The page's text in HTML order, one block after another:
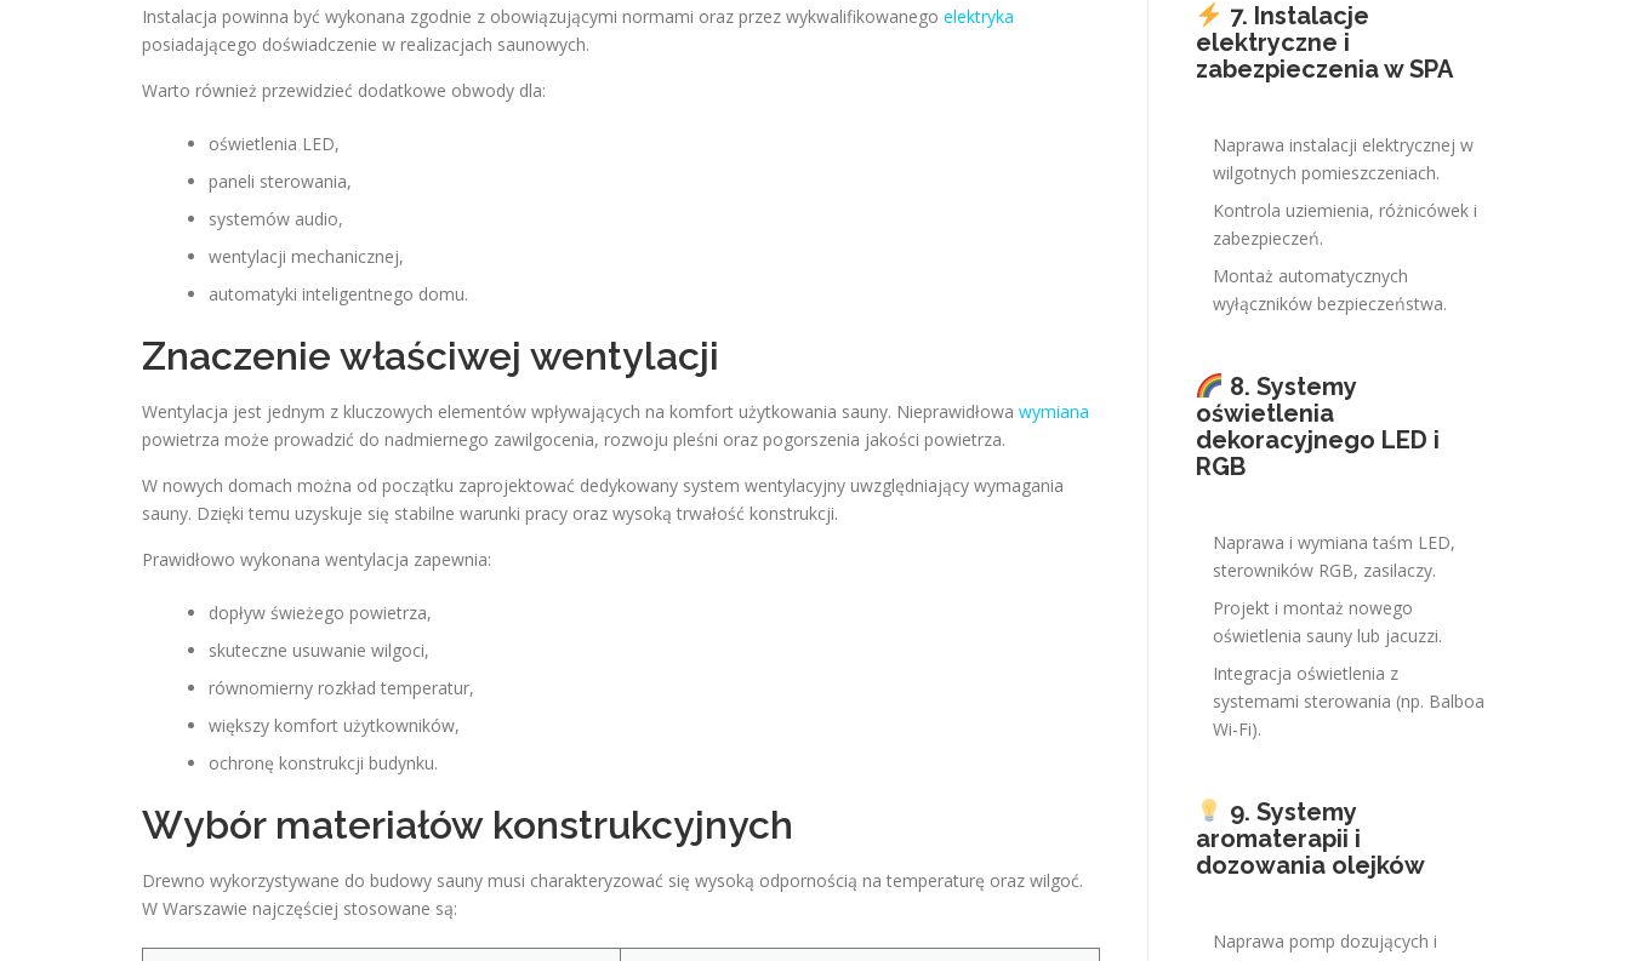
Instalacja powinna być wykonana zgodnie z obowiązującymi normami oraz przez wykwalifikowanego elektryka
posiadającego doświadczenie w realizacjach saunowych.
Warto również przewidzieć dodatkowe obwody dla:
oświetlenia LED,
paneli sterowania,
systemów audio,
wentylacji mechanicznej,
automatyki inteligentnego domu.
Znaczenie właściwej wentylacji
Wentylacja jest jednym z kluczowych elementów wpływających na komfort użytkowania sauny. Nieprawidłowa wymiana
powietrza może prowadzić do nadmiernego zawilgocenia, rozwoju pleśni oraz pogorszenia jakości powietrza.
W nowych domach można od początku zaprojektować dedykowany system wentylacyjny uwzględniający wymagania
sauny. Dzięki temu uzyskuje się stabilne warunki pracy oraz wysoką trwałość konstrukcji.
Prawidłowo wykonana wentylacja zapewnia:
dopływ świeżego powietrza,
skuteczne usuwanie wilgoci,
równomierny rozkład temperatur,
większy komfort użytkowników,
ochronę konstrukcji budynku.
Wybór materiałów konstrukcyjnych
Drewno wykorzystywane do budowy sauny musi charakteryzować się wysoką odpornością na temperaturę oraz wilgoć.
W Warszawie najczęściej stosowane są:
7. Instalacje
elektryczne i
zabezpieczenia w SPA
Naprawa instalacji elektrycznej w
wilgotnych pomieszczeniach.
Kontrola uziemienia, różnicówek i
zabezpieczeń.
Montaż automatycznych
wyłączników bezpieczeństwa.
8. Systemy
oświetlenia
dekoracyjnego LED i
RGB
Naprawa i wymiana taśm LED,
sterowników RGB, zasilaczy.
Projekt i montaż nowego
oświetlenia sauny lub jacuzzi.
Integracja oświetlenia z
systemami sterowania (np. Balboa
Wi-Fi).
9. Systemy
aromaterapii i
dozowania olejków
Naprawa pomp dozujących i